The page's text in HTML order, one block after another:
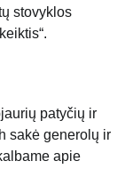
stovyklos
patyčių ir
sakė generolų ir
apie